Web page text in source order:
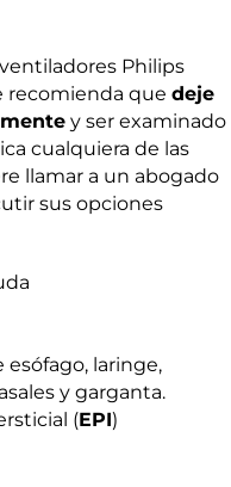
Philips
recomienda que deje
y ser examinado
cualquiera de las
llamar a un abogado
sus opciones
esófago, laringe,
y garganta.
(EPI)